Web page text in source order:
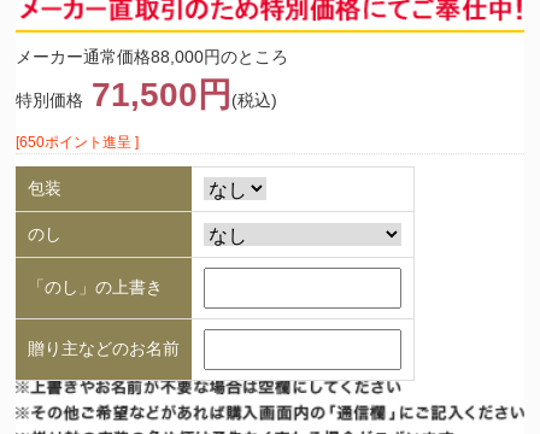
メーカー通常価格88,000円のところ
特別価格 71,500円 (税込)
[650ポイント進呈 ]
包装
のし
「のし」の上書き
贈り主などのお名前